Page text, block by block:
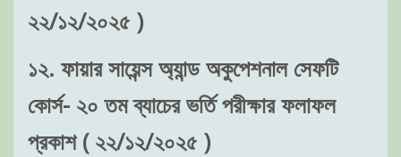
২২/১২/২০২৫ )
১২. ফায়ার সায়েন্স অ্যান্ড অকুপেশনাল সেফটি
কোর্স- ২০ তম ব্যাচের ভর্তি পরীক্ষার ফলাফল
প্রকাশ ( ২২/১২/২০২৫ )